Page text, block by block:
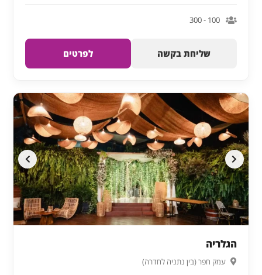
100 - 300
שליחת בקשה לפרטים
הגלריה
עמק חפר (בין נתניה לחדרה)